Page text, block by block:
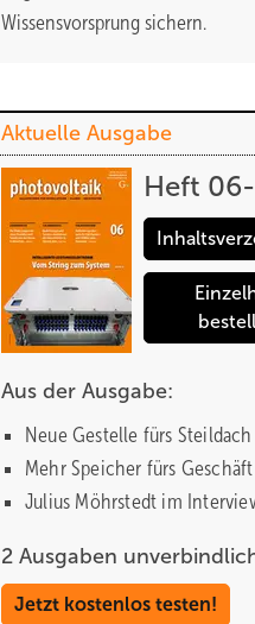
Wissensvorsprung sichern.
Aktuelle Ausgabe
Heft
Aus der Ausgabe:
Neue Gestelle fürs Steildach
Mehr Speicher fürs Geschäft
Julius Möhrstedt im
2 Ausgaben
Jetzt kostenlos testen!